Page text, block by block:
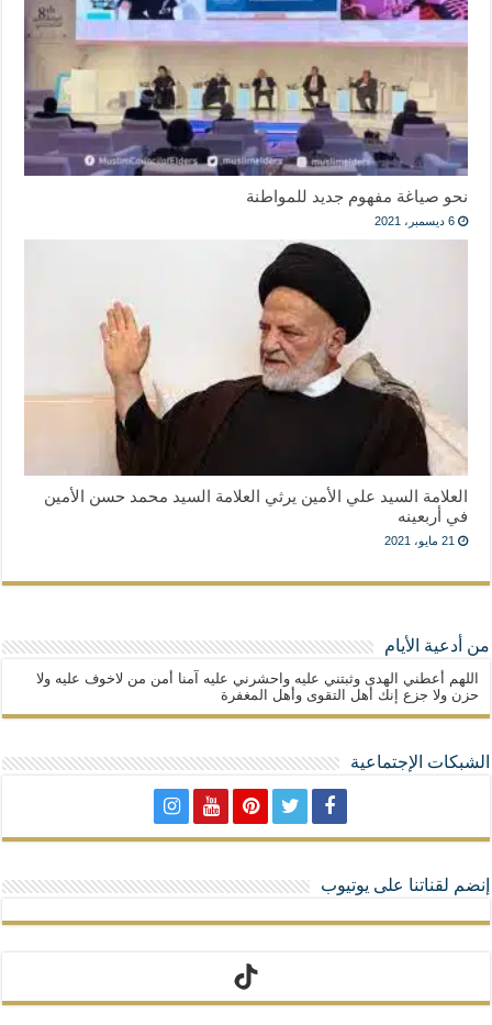
نحو صياغة مفهوم جديد للمواطنة
6 ديسمبر، 2021
العلامة السيد علي الأمين يرثي العلامة السيد محمد حسن الأمين
في أربعينه
21 مايو، 2021
من أدعية الأيام
اللهم أعطني الهدى وثبتني عليه واحشرني عليه آمنا أمن من لاخوف عليه ولا
حزن ولا جزع إنك أهل التقوى وأهل المغفرة
الشبكات الإجتماعية
إنضم لقناتنا على يوتيوب
تيك توك